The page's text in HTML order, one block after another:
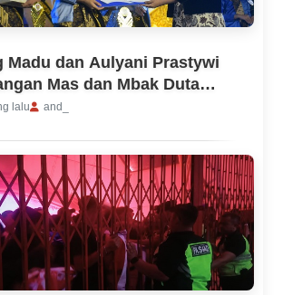
Madu dan Aulyani Prastywi
Mas dan Mbak Duta
2026
lalu and_